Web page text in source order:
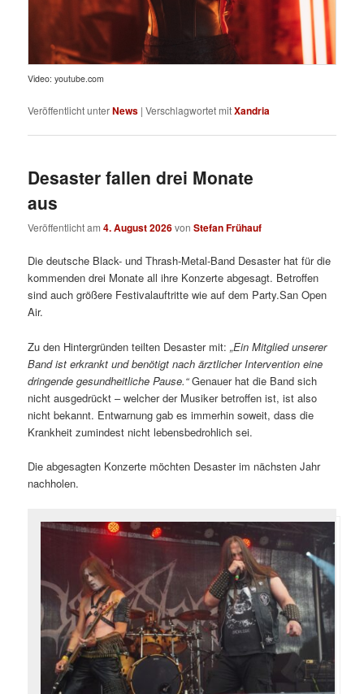
Video: youtube.com
Veröffentlicht unterNews |Verschlagwortet mitXandria
Desaster fallen drei Monate
aus
Veröffentlicht am4. August 2026vonStefan Frühauf
Die deutsche Black- und Thrash-Metal-Band Desaster hat für die
kommenden drei Monate all ihre Konzerte abgesagt. Betroffen
sind auch größere Festivalauftritte wie auf dem Party.San Open
Air.
Zu den Hintergründen teilten Desaster mit:„Ein Mitglied unserer
Band ist erkrankt und benötigt nach ärztlicher Intervention eine
dringende gesundheitliche Pause.“Genauer hat die Band sich
nicht ausgedrückt – welcher der Musiker betroffen ist, ist also
nicht bekannt. Entwarnung gab es immerhin soweit, dass die
Krankheit zumindest nicht lebensbedrohlich sei.
Die abgesagten Konzerte möchten Desaster im nächsten Jahr
nachholen.